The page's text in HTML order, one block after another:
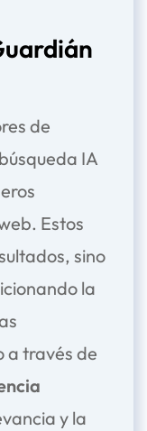
de
IA
Estos
sino
la
a través de
y la